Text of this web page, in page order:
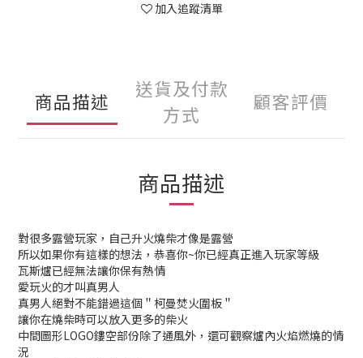
加入追蹤清單
商品描述
送貨及付款
方式
顧客評價
商品描述
對很多露營玩家，自己升火燒柴才像是露營
所以如果你有這樣的想法，恭喜你~你已經真正進入玩家等級
瓦斯爐已經無法讓你保有熱情
愛玩火的才叫真男人
真男人絕對不能錯過這個＂柯曼焚火圍板＂
讓你在燒柴時可以放入更多的柴火
中間圖形LOGO鏤空部份除了通風外，還可觀察爐內火焰燃燒的情
況